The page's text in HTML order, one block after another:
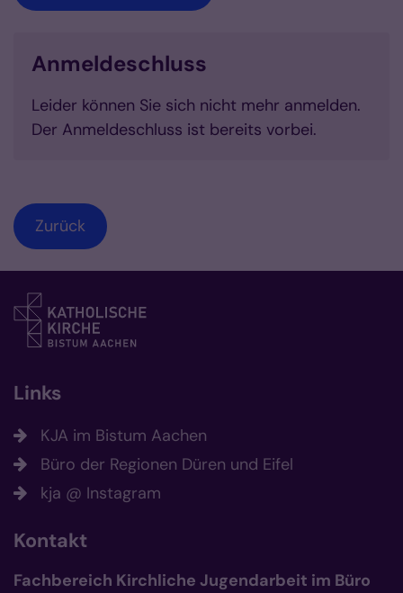
Anmeldeschluss
Leider können Sie sich nicht mehr anmelden.
Der Anmeldeschluss ist bereits vorbei.
Zurück
Links
KJA im Bistum Aachen
Büro der Regionen Düren und Eifel
kja @ Instagram
Kontakt
Fachbereich Kirchliche Jugendarbeit im Büro